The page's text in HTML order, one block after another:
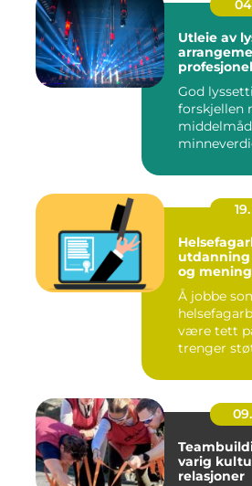
Utleie av
God
forskjellen
utdanning veien til et trygt
og
Å jobbe
være tett
trenger
varig
relasjoner